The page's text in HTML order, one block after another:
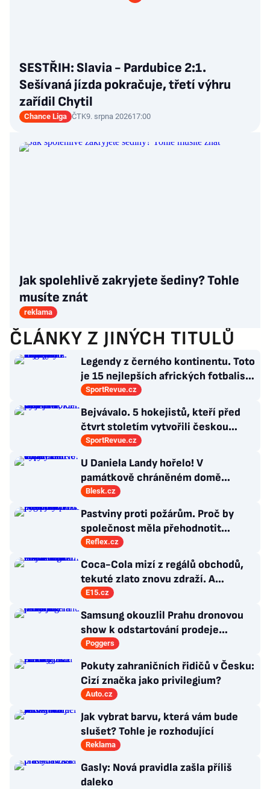
SESTŘIH: Slavia - Pardubice 2:1.
Sešívaná jízda pokračuje, třetí výhru
zařídil Chytil
Chance Liga ČTK9. srpna 202617:00
Jak spolehlivě zakryjete šediny? Tohle
musíte znát
reklama
ČLÁNKY Z JINÝCH TITULŮ
Legendy z černého kontinentu. Toto
je 15 nejlepších afrických fotbalistů
všech dob
SportRevue.cz
Bejvávalo. 5 hokejistů, kteří před
čtvrt stoletím vytvořili českou
kolonii v Ottawě
SportRevue.cz
U Daniela Landy hořelo! V
památkově chráněném domě
vypalovali vosy
Blesk.cz
Pastviny proti požárům. Proč by
společnost měla přehodnotit
negativní postoj vůči zemědělství?
Reflex.cz
Coca-Cola mizí z regálů obchodů,
tekuté zlato znovu zdraží. A
oblíbená farma mezitím změnila
E15.cz
Samsung okouzlil Prahu dronovou
show k odstartování prodeje
nových produktů
Poggers
Pokuty zahraničních řidičů v Česku:
Cizí značka jako privilegium?
Auto.cz
Jak vybrat barvu, která vám bude
slušet? Tohle je rozhodující
Reklama
Gasly: Nová pravidla zašla příliš
daleko